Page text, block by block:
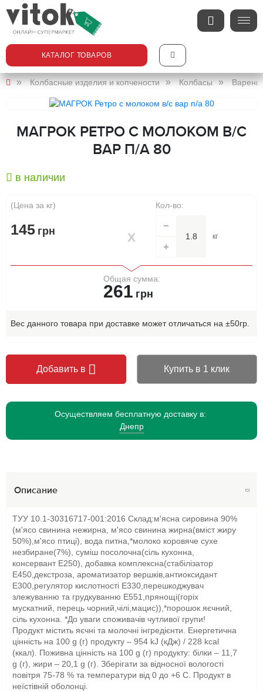
КАТАЛОГ ТОВАРОВ
Колбасные изделия и копчености Колбасы
МАГРОК РЕТРО С МОЛОКОМ В/С
ВАР П/А 80
в наличии
(Цена за кг)
145 грн
Кол-во:
кг
Общая сумма:
261 грн
Вес данного товара при доставке может отличаться на ±50гр.
Добавить в Купить в 1 клик
Осуществляем бесплатную доставку в:
Днепр
Описание
ТУУ 10.1-30316717-001:2016 Склад:м'ясна сировина 90%
(м'ясо свинина нежирна, м'ясо свинина жирна(вмiст жиру
50%),м'ясо птицi), вода питна,*молоко коровяче сухе
незбиране(7%), сумiш посолочна(сiль кухонна,
консервант Е250), добавка комплексна(стабілізатор
Е450,декстроза, ароматизатор вершків,антиоксидант
Е300,регулятор кислотності Е330,перешкоджувач
злежуванню та грудкуванню Е551,прянощі(горіх
мускатний, перець чорний,чілі,мацис)),*порошок яєчний,
сiль кухонна. *До уваги споживачів чутливої групи!
Продукт містить яєчні та молочні інгредієнти. Енергетична
цінність на 100 g (г) продукту – 954 kJ (кДж) / 228 kcal
(ккал). Поживна цінність на 100 g (г) продукту: білки – 11,7
g (г), жири – 20,1 g (г). Зберігати за відносної вологості
повітря 75-78 % та температури від 0 до +6 С. Продукт в
неїстівній оболонці.